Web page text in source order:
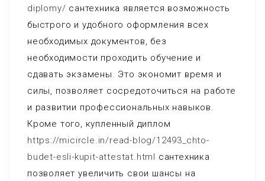
diplomy/ сантехника является возможность
быстрого и удобного оформления всех
необходимых документов, без
необходимости проходить обучение и
сдавать экзамены. Это экономит время и
силы, позволяет сосредоточиться на работе
и развитии профессиональных навыков.
Кроме того, купленный диплом
https://micircle.in/read-blog/12493_chto-
budet-esli-kupit-attestat.html сантехника
позволяет увеличить свои шансы на